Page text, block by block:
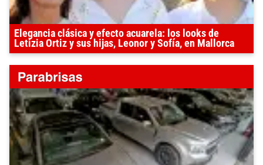
Elegancia clásica y efecto acuarela: los looks de
Letizia Ortiz y sus hijas, Leonor y Sofía, en Mallorca